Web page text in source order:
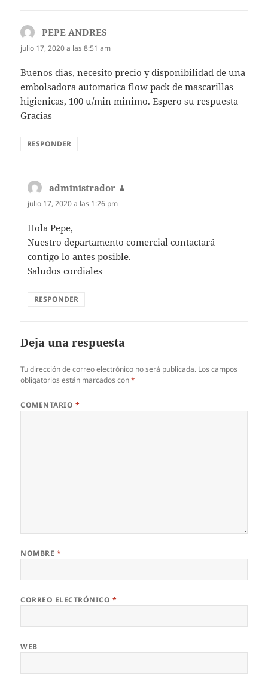
PEPE ANDRES
julio 17, 2020 a las 8:51 am
Buenos dias, necesito precio y disponibilidad de una
embolsadora automatica flow pack de mascarillas
higienicas, 100 u/min minimo. Espero su respuesta
Gracias
RESPONDER
administrador
julio 17, 2020 a las 1:26 pm
Hola Pepe,
Nuestro departamento comercial contactará
contigo lo antes posible.
Saludos cordiales
RESPONDER
Deja una respuesta
Tu dirección de correo electrónico no será publicada. Los campos
obligatorios están marcados con*
COMENTARIO *
NOMBRE *
CORREO ELECTRÓNICO *
WEB